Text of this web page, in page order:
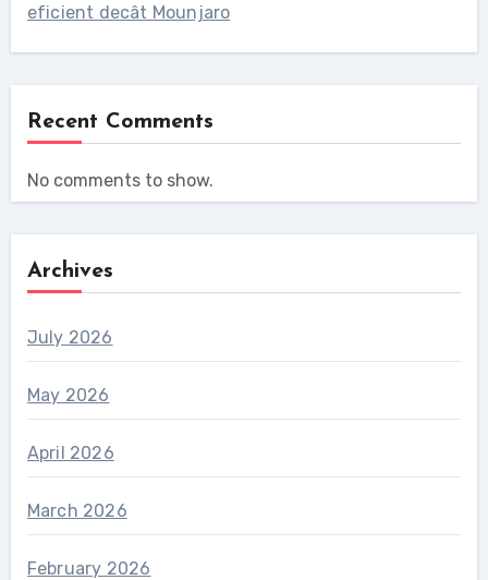
eficient decât Mounjaro
Recent Comments
No comments to show.
Archives
July 2026
May 2026
April 2026
March 2026
February 2026